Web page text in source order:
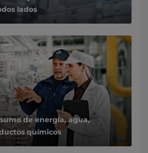
lados
de energía, agua,
químicos